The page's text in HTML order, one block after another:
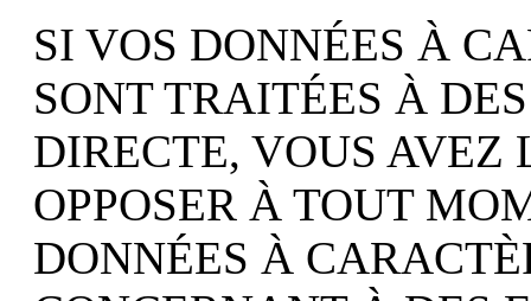
SI VOS DONNÉES À
SONT TRAITÉES À
DIRECTE, VOUS AVEZ
OPPOSER À TOUT
DONNÉES À